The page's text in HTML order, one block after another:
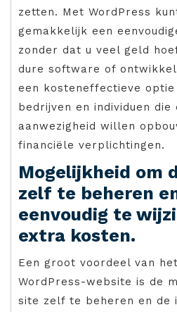
zetten. Met WordPress
gemakkelijk een
zonder dat u veel geld
dure software of
een kosteneffectieve
bedrijven en individuen die
aanwezigheid willen
financiële verplichtingen.
Mogelijkheid om
zelf te beheren
eenvoudig te
extra kosten.
Een groot voordeel van
WordPress-website is de
site zelf te beheren en de